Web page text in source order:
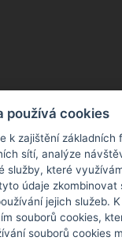
používá cookies
k zajištění základních
sítí, analýze
služby, které
údaje zkombinovat
jejich služeb.
souborů cookies,
souborů cookies